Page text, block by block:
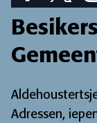
FacebookTwitter
Adressen,